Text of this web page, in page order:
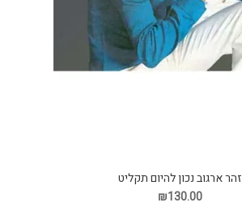
זהר ארגוב נכון להיום תקליט
₪130.00